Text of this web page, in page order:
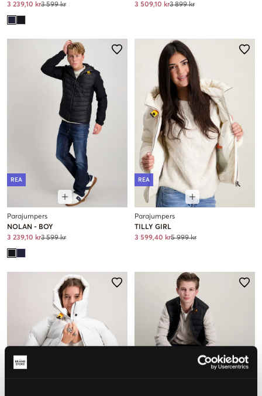
3 239,10 kr3 599 kr
3 509,10 kr3 899 kr
REA
Parajumpers
NOLAN - BOY
3 239,10 kr3 599 kr
REA
Parajumpers
TILLY GIRL
3 599,40 kr5 999 kr